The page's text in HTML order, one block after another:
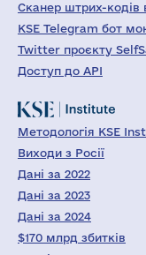
Сканер штрих-кодів
KSE Telegram бот
Twitter проєкту
Доступ до API
Методологія KSE
Виходи з Росії
Дані за 2022
Дані за 2023
Дані за 2024
$170 млрд збитків